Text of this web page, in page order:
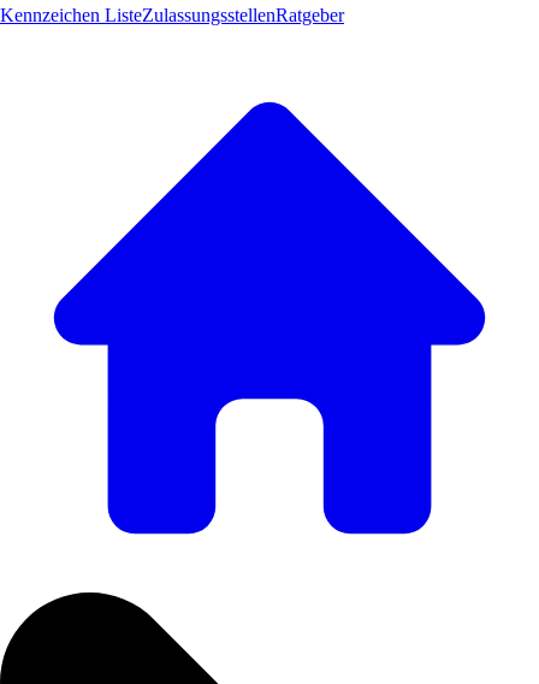
Kennzeichen ListeZulassungsstellenRatgeber